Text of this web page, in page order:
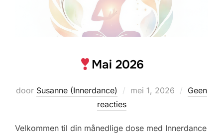
Mai 2026
door Susanne (Innerdance)
Geplaatst
mei 1, 2026
Geen
reacties
Velkommen til din månedlige dose med Innerdance